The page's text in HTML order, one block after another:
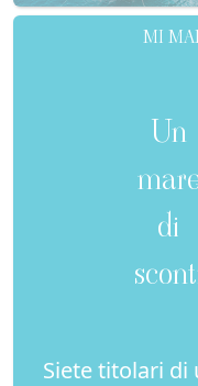
MI
Un
di
Siete titolari di